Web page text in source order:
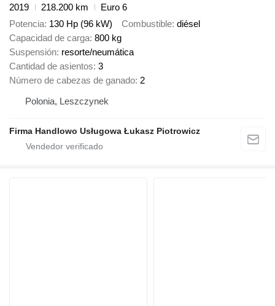
2019
218.200 km
Euro 6
Potencia 130 Hp (96 kW) Combustible diésel
Capacidad de carga 800 kg
Suspensión resorte/neumática
Cantidad de asientos 3
Número de cabezas de ganado 2
Polonia, Leszczynek
Firma Handlowo Usługowa Łukasz Piotrowicz